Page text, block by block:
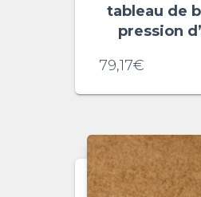
tableau de
pression
79,17€